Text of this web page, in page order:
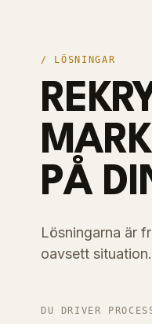
/ LÖSNINGAR
PÅ
Lösningarna är
oavsett
DU DRIVER